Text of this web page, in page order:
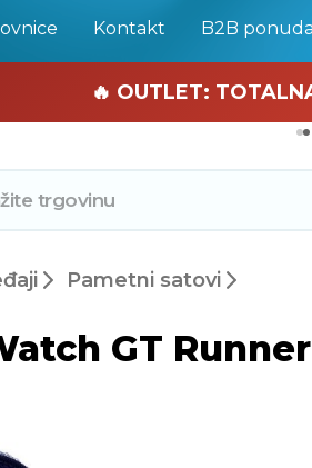
Kontakt B2B ponuda
🏄
🔥 OUTLET:
Pametni satovi
GT